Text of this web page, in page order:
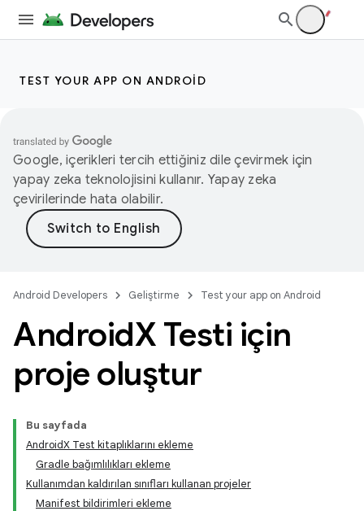
TEST YOUR APP ON ANDROID
Google, içerikleri tercih ettiğiniz dile çevirmek için
yapay zeka teknolojisini kullanır. Yapay zeka
çevirilerinde hata olabilir.
Android Developers Geliştirme Test your app on Android
AndroidX Testi için
proje oluştur
Bu sayfada
AndroidX Test kitaplıklarını ekleme
Gradle bağımlılıkları ekleme
Kullanımdan kaldırılan sınıfları kullanan projeler
Manifest bildirimleri ekleme